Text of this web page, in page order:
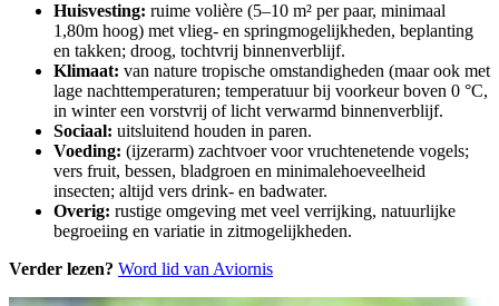
Huisvesting: ruime volière (5–10 m² per paar, minimaal
1,80m hoog) met vlieg- en springmogelijkheden, beplanting
en takken; droog, tochtvrij binnenverblijf.
Klimaat: van nature tropische omstandigheden (maar ook met
lage nachttemperaturen; temperatuur bij voorkeur boven 0 °C,
in winter een vorstvrij of licht verwarmd binnenverblijf.
Sociaal: uitsluitend houden in paren.
Voeding: (ijzerarm) zachtvoer voor vruchtenetende vogels;
vers fruit, bessen, bladgroen en minimalehoeveelheid
insecten; altijd vers drink- en badwater.
Overig: rustige omgeving met veel verrijking, natuurlijke
begroeiing en variatie in zitmogelijkheden.
Verder lezen? Word lid van Aviornis